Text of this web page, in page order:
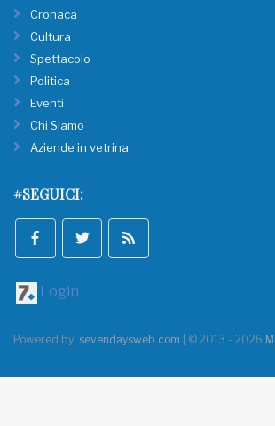
Cronaca
Cultura
Spettacolo
Politica
Eventi
Chi Siamo
Aziende in vetrina
#SEGUICI:
Login
Powered by: sevendaysweb.com | © 2013 - 2026